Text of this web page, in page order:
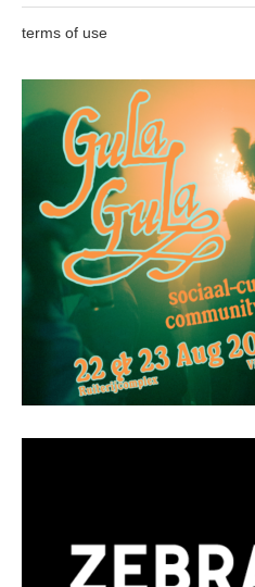
terms of use